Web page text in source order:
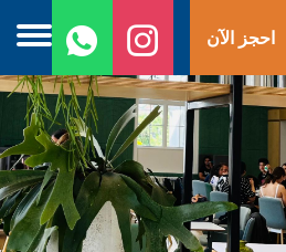
احجز الآن